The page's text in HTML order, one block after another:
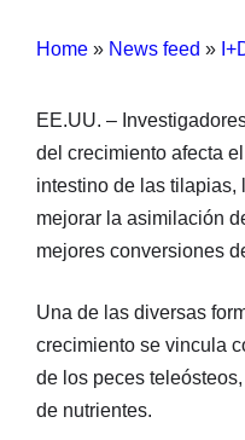
Home » News feed »
EE.UU. –
del crecimiento afecta
intestino de las tilapias,
mejorar la asimilación
mejores conversiones
Una de las diversas
crecimiento se vincula
de los peces
de nutrientes.